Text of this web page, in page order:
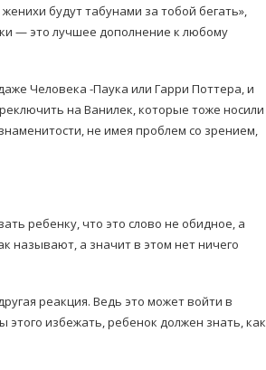
будут табунами за тобой бегать»,
— это лучшее дополнение к любому
Человека -Паука или Гарри Поттера, и
на Ванилек, которые тоже носили
не имея проблем со зрением,
ребенку, что это слово не обидное, а
называют, а значит в этом нет ничего
реакция. Ведь это может войти в
этого избежать, ребенок должен знать, как